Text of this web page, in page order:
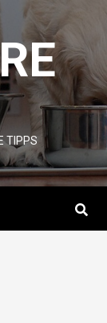
TIPPS